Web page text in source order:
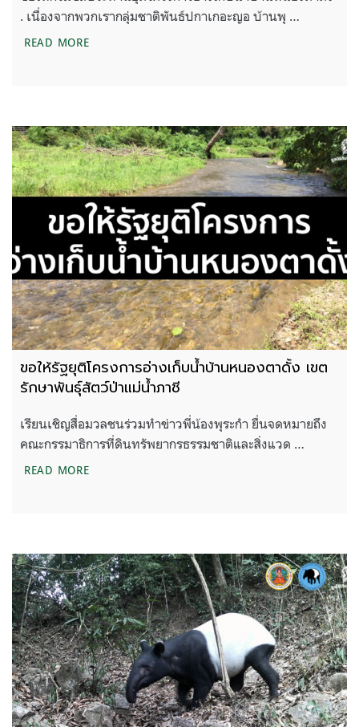
. เนื่องจากพวกเรากลุ่มชาติพันธ์ปกาเกอะญอ บ้านพุ …
READ MOREขอให้กรมชลประทานยุติโครงการอ่างเก็บน้ำบ้านหนอง
ขอให้รัฐยุติโครงการอ่างเก็บน้ำบ้านหนองตาดั้ง เขต
รักษาพันธุ์สัตว์ป่าแม่น้ำภาชี
เรียนเชิญสื่อมวลชนร่วมทำข่าวพี่น้องพุระกำ ยื่นจดหมายถึง
คณะกรรมาธิการที่ดินทรัพยากรธรรมชาติและสิ่งแวด …
READ MOREขอให้รัฐยุติโครงการอ่างเก็บน้ำบ้านหนองตาดั้ง เขต